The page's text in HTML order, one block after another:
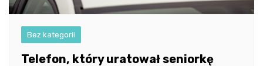
Bez kategorii
Telefon, który uratował seniorkę